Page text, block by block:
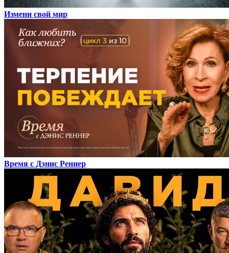
Измени свой мир
Время с Дэнис Реннер